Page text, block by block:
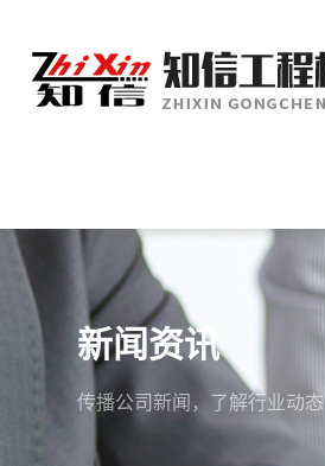
新闻资讯
传播公司新闻，了解行业动态